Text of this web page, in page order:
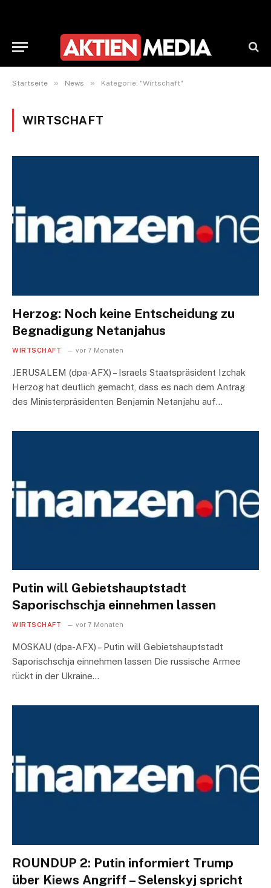
Startseite » News » Kategorie: "Wirtschaft"
WIRTSCHAFT
Herzog: Noch keine Entscheidung zu
Begnadigung Netanjahus
WIRTSCHAFT vor 7 Monaten
JERUSALEM (dpa-AFX) – Israels Staatspräsident Izchak
Herzog hat deutlich gemacht, dass es nach dem Antrag
des Ministerpräsidenten Benjamin Netanjahu auf…
Putin will Gebietshauptstadt
Saporischschja einnehmen lassen
WIRTSCHAFT vor 7 Monaten
MOSKAU (dpa-AFX) – Putin will Gebietshauptstadt
Saporischschja einnehmen lassen Die russische Armee
rückt in der Ukraine…
ROUNDUP 2: Putin informiert Trump
über Kiews Angriff – Selenskyj spricht